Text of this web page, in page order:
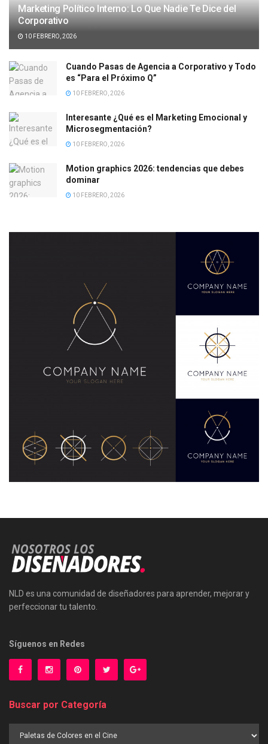
Marketing Político Interno: Lo Que Nadie Te Dice del
Corporativo
10 FEBRERO, 2026
Cuando Pasas de Agencia a Corporativo y Todo
es “Para el Próximo Q”
10 FEBRERO, 2026
Interesante ¿Qué es el Marketing Emocional y
Microsegmentación?
10 FEBRERO, 2026
Motion graphics 2026: tendencias que debes
dominar
10 FEBRERO, 2026
NLD es una comunidad de diseñadores para aprender, mejorar y
perfeccionar tu talento.
Síguenos en Redes
Buscar por Categoría